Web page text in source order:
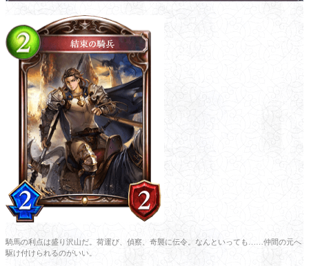
騎馬の利点は盛り沢山だ。荷運び、偵察、奇襲に伝令。なんといっても……仲間の元へ
駆け付けられるのがいい。